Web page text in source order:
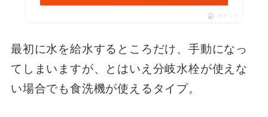
ポチップ
最初に水を給水するところだけ、手動になっ
てしまいますが、とはいえ分岐水栓が使えな
い場合でも食洗機が使えるタイプ。